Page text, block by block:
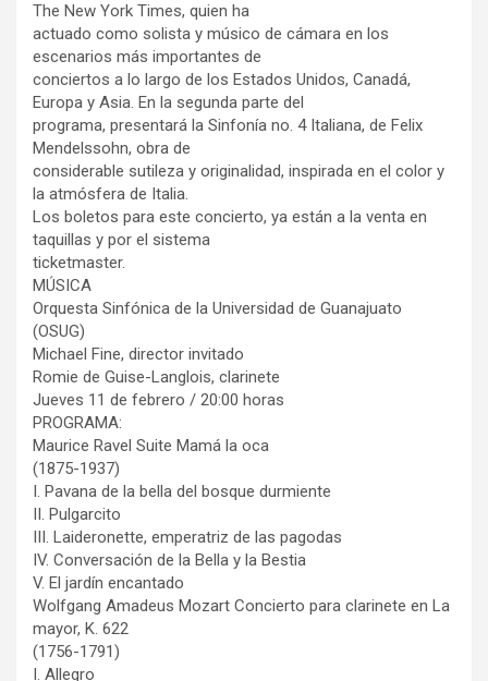
The New York Times, quien ha
actuado como solista y músico de cámara en los
escenarios más importantes de
conciertos a lo largo de los Estados Unidos, Canadá,
Europa y Asia. En la segunda parte del
programa, presentará la Sinfonía no. 4 Italiana, de Felix
Mendelssohn, obra de
considerable sutileza y originalidad, inspirada en el color y
la atmósfera de Italia.
Los boletos para este concierto, ya están a la venta en
taquillas y por el sistema
ticketmaster.
MÚSICA
Orquesta Sinfónica de la Universidad de Guanajuato
(OSUG)
Michael Fine, director invitado
Romie de Guise-Langlois, clarinete
Jueves 11 de febrero / 20:00 horas
PROGRAMA:
Maurice Ravel Suite Mamá la oca
(1875-1937)
I. Pavana de la bella del bosque durmiente
II. Pulgarcito
III. Laideronette, emperatriz de las pagodas
IV. Conversación de la Bella y la Bestia
V. El jardín encantado
Wolfgang Amadeus Mozart Concierto para clarinete en La
mayor, K. 622
(1756-1791)
I. Allegro